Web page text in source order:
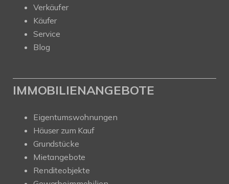
Verkäufer
Käufer
Service
Blog
IMMOBILIENANGEBOTE
Eigentumswohnungen
Häuser zum Kauf
Grundstücke
Mietangebote
Renditeobjekte